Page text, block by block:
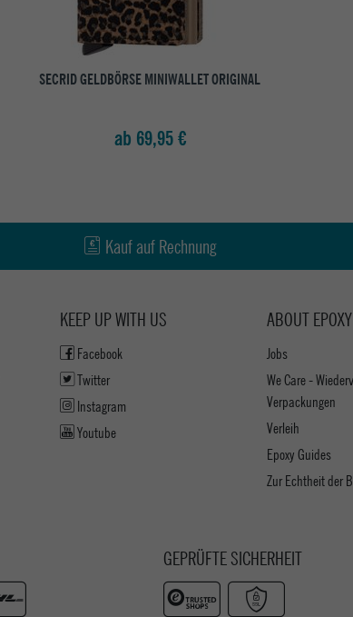
SECRID GELDBÖRSE MINIWALLET ORIGINAL
ab 69,95 €
Kauf auf Rechnung
ABOUT EPOXY
Jobs
We Care -
Verpackungen
Verleih
Epoxy Guides
Zur Echtheit der
KEEP UP WITH US
Facebook
Twitter
Instagram
Youtube
GEPRÜFTE SICHERHEIT